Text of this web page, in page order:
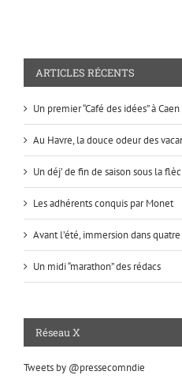
ARTICLES RÉCENTS
Un premier “Café des idées” à Caen
Au Havre, la douce odeur des
Un déj’ de fin de saison sous la
Les adhérents conquis par Monet
Avant l’été, immersion dans
Un midi “marathon” des rédacs
Réseau X
Tweets by @pressecomndie